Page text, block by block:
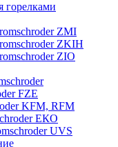
горелками
ZМI
ZKIH
ZIO
FZE
KFM, RFM
ЕКО
UVS